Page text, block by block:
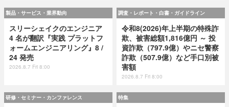
製品・サービス・業界動向
スリーシェイクのエンジニア
4 名が翻訳『実践 プラットフ
ォームエンジニアリング』8 /
24 発売
2026.8.7 Fri 8:00
調査・レポート・白書・ガイドライン
令和8(2026)年上半期の特殊詐
欺、被害総額1,816億円 ～ 投
資詐欺（797.9億）やニセ警察
詐欺（507.9億）など手口別被
害額
2026.8.7 Fri 8:00
研修・セミナー・カンファレンス 特集